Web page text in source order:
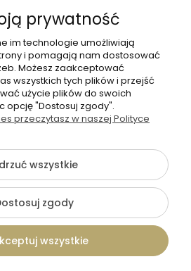
570 367 989
| TADAM Pracownia
Flex byEcommercy
prywatność
im technologie umożliwiają
i pomagają nam dostosować
Możesz zaakceptować
wszystkich tych plików i przejść
użycie plików do swoich
opcję "Dostosuj zgody".
przeczytasz w naszej Polityce
wszystkie
zgody
wszystkie